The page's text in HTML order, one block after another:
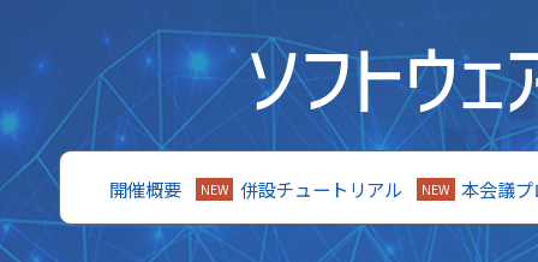
開催概要 NEW 併設チュートリアル NEW 本会議